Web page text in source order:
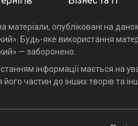
матеріали, опубліковані на
Будь-яке використання
— заборонено.
інформації мається на
частин до інших творів та